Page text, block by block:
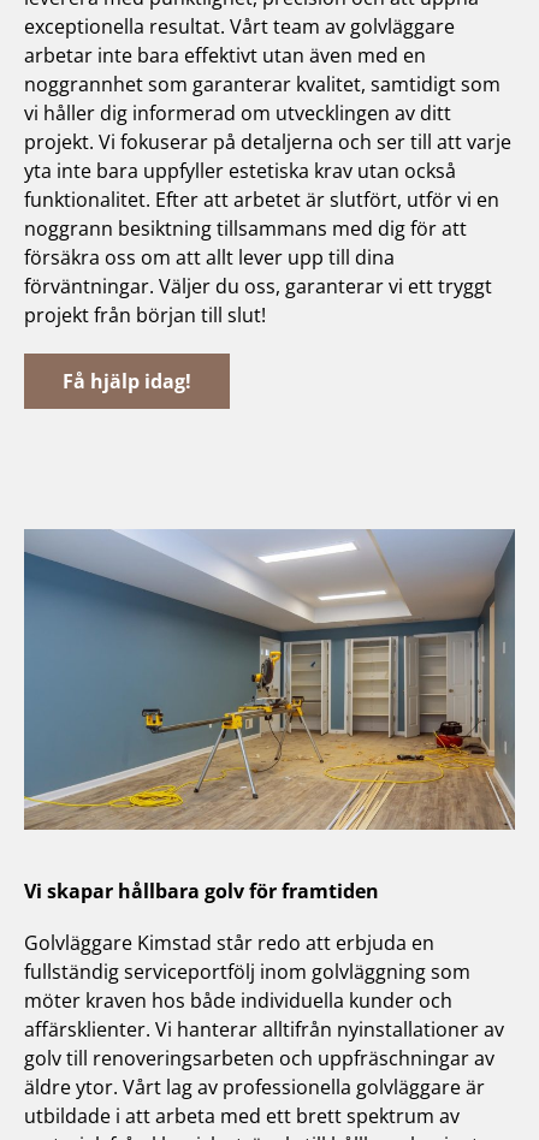
exceptionella resultat. Vårt team av golvläggare
arbetar inte bara effektivt utan även med en
noggrannhet som garanterar kvalitet, samtidigt som
vi håller dig informerad om utvecklingen av ditt
projekt. Vi fokuserar på detaljerna och ser till att varje
yta inte bara uppfyller estetiska krav utan också
funktionalitet. Efter att arbetet är slutfört, utför vi en
noggrann besiktning tillsammans med dig för att
försäkra oss om att allt lever upp till dina
förväntningar. Väljer du oss, garanterar vi ett tryggt
projekt från början till slut!
Få hjälp idag!
Vi skapar hållbara golv för framtiden
Golvläggare Kimstad står redo att erbjuda en
fullständig serviceportfölj inom golvläggning som
möter kraven hos både individuella kunder och
affärsklienter. Vi hanterar alltifrån nyinstallationer av
golv till renoveringsarbeten och uppfräschningar av
äldre ytor. Vårt lag av professionella golvläggare är
utbildade i att arbeta med ett brett spektrum av